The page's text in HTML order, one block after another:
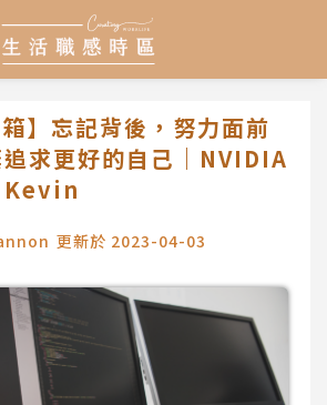
】忘記背後，努力面前
求更好的自己｜NVIDIA
Kevin
更新於 2023-04-03